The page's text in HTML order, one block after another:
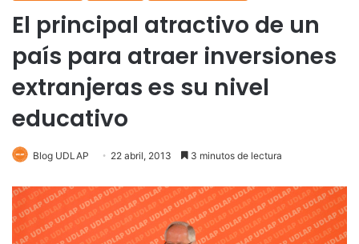
El principal atractivo de un
país para atraer inversiones
extranjeras es su nivel
educativo
Blog UDLAP 22 abril, 2013 3 minutos de lectura